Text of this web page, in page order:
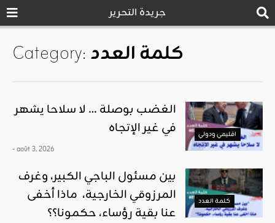
جريدة التحرير
Category:كلمة العدد
اقليمي ودولي
الغضب بوصلة … لا سلاحا يشهر
في غير الإتجاه
- août 3, 2026
كلمة العدد
بين مسئول الباجي الكبير، وغرف
المرزوقي الخارجية، ماذا أخفى
عنا بقية رؤساء، حكمونا؟؟